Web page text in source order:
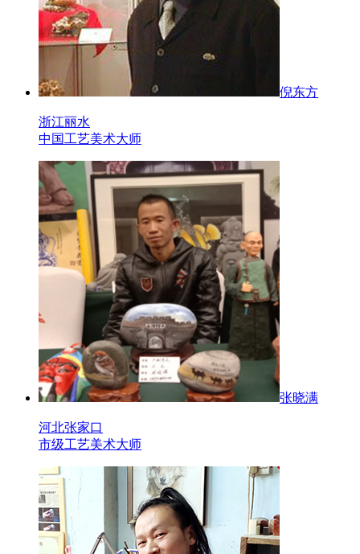
倪东方
浙江丽水
中国工艺美术大师
张晓满
河北张家口
市级工艺美术大师